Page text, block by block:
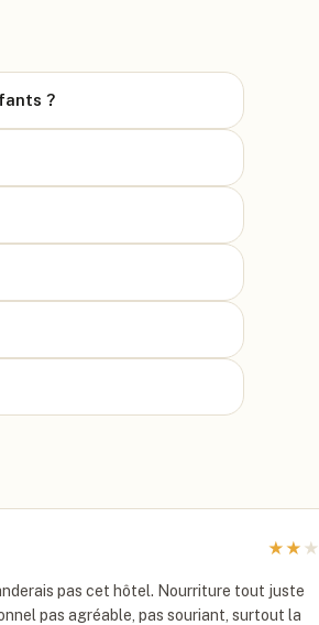
?
★★ ★
pas cet hôtel. Nourriture tout juste
pas agréable, pas souriant, surtout la